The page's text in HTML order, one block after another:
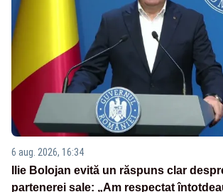
6 aug. 2026, 16:34
Ilie Bolojan evită un răspuns clar
partenerei sale: „Am respectat